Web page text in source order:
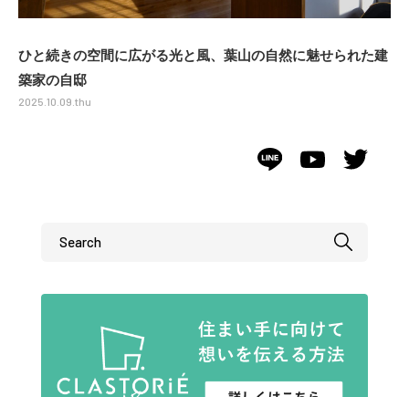
ひと続きの空間に広がる光と風、葉山の自然に魅せられた建
築家の自邸
2025.10.09.thu